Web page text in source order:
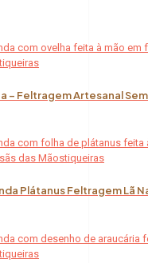
– Feltragem Artesanal
Plátanus Feltragem Lã